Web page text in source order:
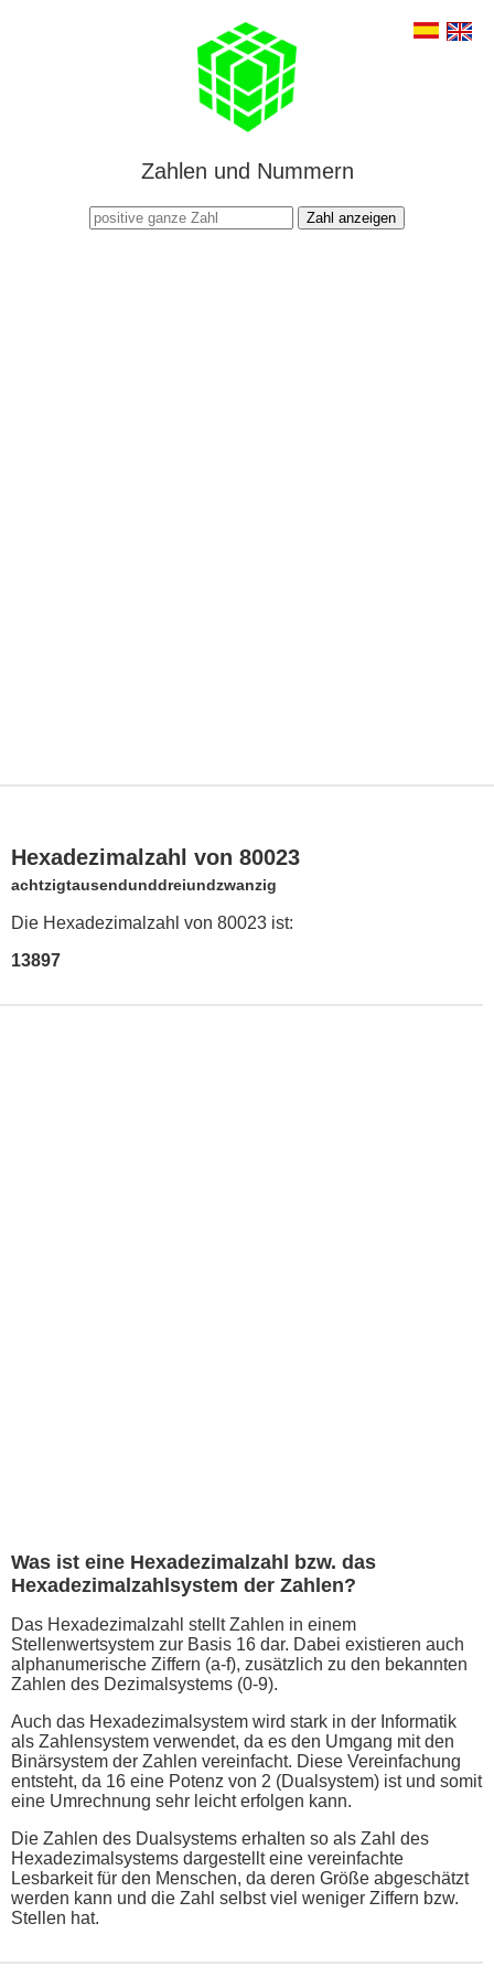
Zahlen und Nummern
Zahl anzeigen
Hexadezimalzahl von 80023
achtzigtausendunddreiundzwanzig
Die Hexadezimalzahl von 80023 ist:
13897
Was ist eine Hexadezimalzahl bzw. das
Hexadezimalzahlsystem der Zahlen?
Das Hexadezimalzahl stellt Zahlen in einem
Stellenwertsystem zur Basis 16 dar. Dabei existieren auch
alphanumerische Ziffern (a-f), zusätzlich zu den bekannten
Zahlen des Dezimalsystems (0-9).
Auch das Hexadezimalsystem wird stark in der Informatik
als Zahlensystem verwendet, da es den Umgang mit den
Binärsystem der Zahlen vereinfacht. Diese Vereinfachung
entsteht, da 16 eine Potenz von 2 (Dualsystem) ist und somit
eine Umrechnung sehr leicht erfolgen kann.
Die Zahlen des Dualsystems erhalten so als Zahl des
Hexadezimalsystems dargestellt eine vereinfachte
Lesbarkeit für den Menschen, da deren Größe abgeschätzt
werden kann und die Zahl selbst viel weniger Ziffern bzw.
Stellen hat.